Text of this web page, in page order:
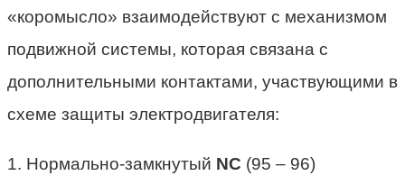
«коромысло» взаимодействуют с механизмом
подвижной системы, которая связана с
дополнительными контактами, участвующими в
схеме защиты электродвигателя:
1. Нормально-замкнутый NC (95 – 96)